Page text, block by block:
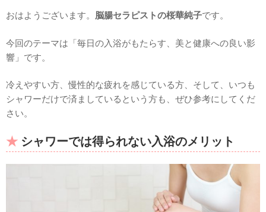
おはようございます。 脳腸セラピストの桜華純子です。
今回のテーマは「毎日の入浴がもたらす、美と健康への良い影
響」です。
冷えやすい方、慢性的な疲れを感じている方、そして、いつも
シャワーだけで済ましているという方も、ぜひ参考にしてくだ
さい。
シャワーでは得られない入浴のメリット